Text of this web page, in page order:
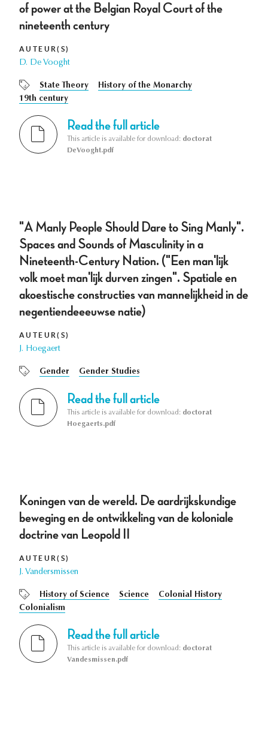
of power at the Belgian Royal Court of the
nineteenth century
AUTEUR(S)
D. De Vooght
State Theory
History of the Monarchy
19th century
Read the full article
This article is available for download: doctorat
DeVooght.pdf
"A Manly People Should Dare to Sing Manly".
Spaces and Sounds of Masculinity in a
Nineteenth-Century Nation. ("Een man'lijk
volk moet man'lijk durven zingen". Spatiale en
akoestische constructies van mannelijkheid in de
negentiendeeeuwse natie)
AUTEUR(S)
J. Hoegaert
Gender Gender Studies
Read the full article
This article is available for download: doctorat
Hoegaerts.pdf
Koningen van de wereld. De aardrijkskundige
beweging en de ontwikkeling van de koloniale
doctrine van Leopold II
AUTEUR(S)
J. Vandersmissen
History of Science Science
Colonial History
Colonialism
Read the full article
This article is available for download: doctorat
Vandesmissen.pdf